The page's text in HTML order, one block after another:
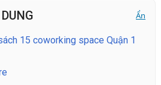
Ẩn
15 coworking space Quận 1